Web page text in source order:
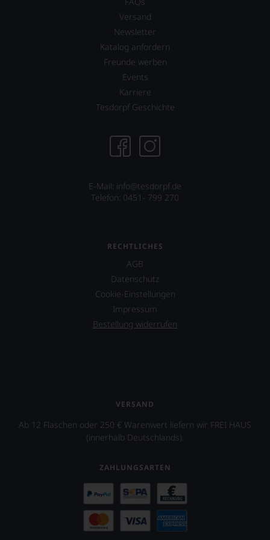
Versand
Newsletter
Katalog anfordern
Freunde werben
Events
Karriere
Tesdorpf Geschichte
E-Mail: info@tesdorpf.de
Telefon: 0451- 799 270
RECHTLICHES
AGB
Datenschutz
Cookie-Einstellungen
Impressum
Bestellung widerrufen
VERSAND
Ab 12 Flaschen oder 250 € Warenwert liefern wir FREI HAUS
(innerhalb Deutschlands).
ZAHLUNGSARTEN